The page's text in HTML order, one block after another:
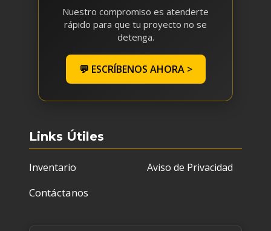
Nuestro compromiso es atenderte
rápido para que tu proyecto no se
detenga.
💬 ESCRÍBENOS AHORA >
Links Útiles
Inventario
Contáctanos
Aviso de Privacidad